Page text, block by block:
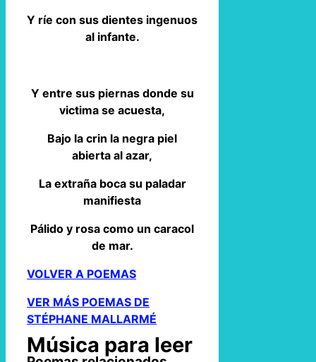
Y ríe con sus dientes ingenuos
al infante.
Y entre sus piernas donde su
victima se acuesta,
Bajo la crin la negra piel
abierta al azar,
La extraña boca su paladar
manifiesta
Pálido y rosa como un caracol
de mar.
VOLVER A POEMAS
VER MÁS POEMAS DE
STÉPHANE MALLARMÉ
Música para leer